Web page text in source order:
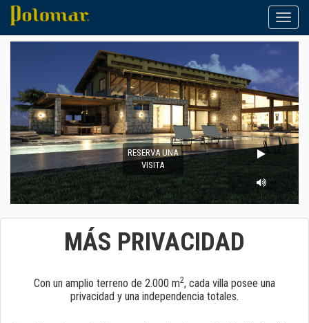
Toggle
RESERVA UNA
VISITA
MÁS PRIVACIDAD
Con un amplio terreno de 2.000 m2, cada villa posee una
privacidad y una independencia totales.